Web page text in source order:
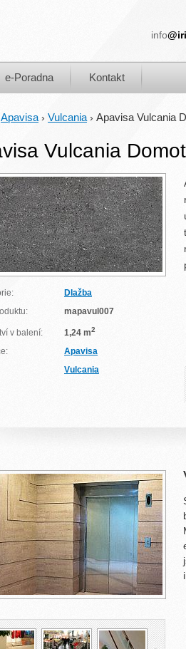
info
e-Poradna Kontakt
Apavisa › Vulcania › Apavisa Vulcania
Vulcania
Dlažba
mapavul007
v balení: 1,24 m2
Apavisa
Vulcania